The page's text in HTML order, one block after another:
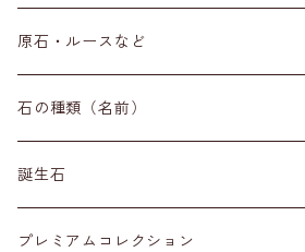
ブレスレット
イヤリング・ピアス
ネックレス・ペンダントトップ
リング
原石・ルースなど
原石
丸玉
標本
石の種類（名前）
ア行
アイオライト
カ行
誕生石
１月
プレミアムコレクション